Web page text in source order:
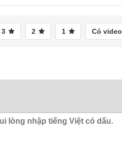
3 2 1 Có video